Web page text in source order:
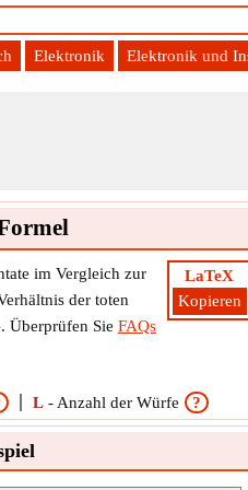
Elektronik Elektronik und
LaTeX
Kopieren
im Vergleich zur
der toten
Überprüfen Sie FAQs
L - Anzahl der Würfe ?